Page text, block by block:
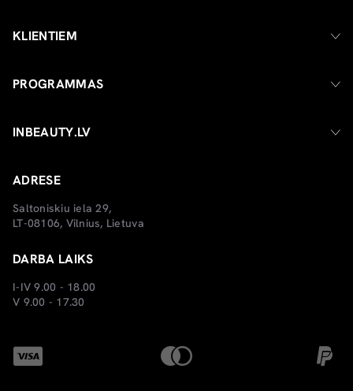
KLIENTIEM
PROGRAMMAS
INBEAUTY.LV
ADRESE
Saltoniskiu iela 29,
LT-08106, Vilnius, Lietuva
DARBA LAIKS
I-IV 9.00 - 18.00
V 9.00 - 17.30